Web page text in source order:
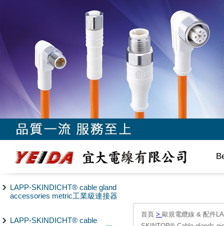
LAPP-SKINDICHT® cable gland
accessories metric工業級連接器
LAPP-SKINDICHT® cable
首頁 > 歐規電纜線 & 配件